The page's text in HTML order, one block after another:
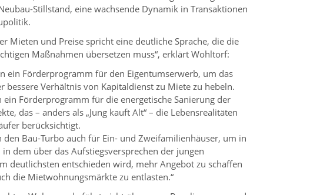
Stillstand, eine wachsende Dynamik in Transaktionen
Mieten und Preise spricht eine deutliche Sprache, die die
Maßnahmen übersetzen muss“, erklärt Wohltorf:
ein Förderprogramm für den Eigentumserwerb, um das
bessere Verhältnis von Kapitaldienst zu Miete zu hebeln.
ein Förderprogramm für die energetische Sanierung der
das – anders als „Jung kauft Alt“ – die Lebensrealitäten
berücksichtigt.
den Bau-Turbo auch für Ein- und Zweifamilienhäuser, um in
in dem über das Aufstiegsversprechen der jungen
deutlichsten entschieden wird, mehr Angebot zu schaffen
die Mietwohnungsmärkte zu entlasten.“